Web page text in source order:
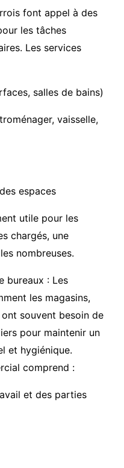
font appel à des
les tâches
Les services
salles de bains)
vaisselle,
espaces
utile pour les
chargés, une
nombreuses.
bureaux : Les
les magasins,
souvent besoin de
pour maintenir un
et hygiénique.
comprend :
et des parties